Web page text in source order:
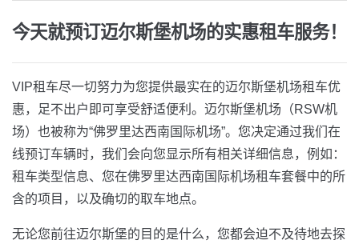
今天就预订迈尔斯堡机场的实惠租车服务！
VIP租车尽一切努力为您提供最实在的迈尔斯堡机场租车优
惠，足不出户即可享受舒适便利。迈尔斯堡机场（RSW机
场）也被称为“佛罗里达西南国际机场”。您决定通过我们在
线预订车辆时，我们会向您显示所有相关详细信息，例如：
租车类型信息、您在佛罗里达西南国际机场租车套餐中的所
含的项目，以及确切的取车地点。
无论您前往迈尔斯堡的目的是什么，您都会迫不及待地去探